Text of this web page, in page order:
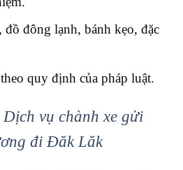
đông lạnh, bánh kẹo, đặc
quy định của pháp luật.
Dịch vụ chành xe gửi
đi Đăk Lăk